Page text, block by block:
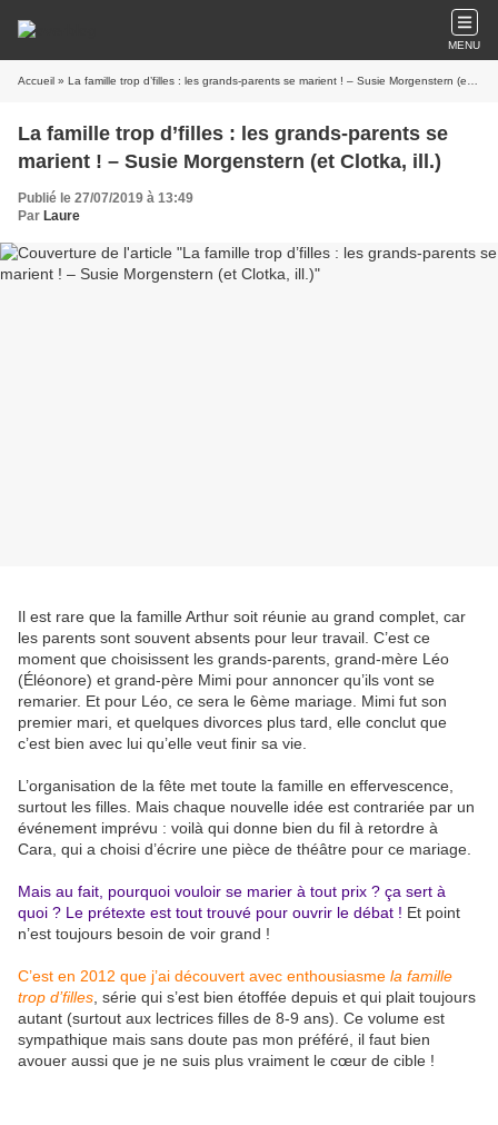
MENU
Accueil » La famille trop d’filles : les grands-parents se marient ! – Susie Morgenstern (et Clotka, ill.)
La famille trop d’filles : les grands-parents se
marient ! – Susie Morgenstern (et Clotka, ill.)
Publié le 27/07/2019 à 13:49
Par Laure
Il est rare que la famille Arthur soit réunie au grand complet, car
les parents sont souvent absents pour leur travail. C’est ce
moment que choisissent les grands-parents, grand-mère Léo
(Éléonore) et grand-père Mimi pour annoncer qu’ils vont se
remarier. Et pour Léo, ce sera le 6ème mariage. Mimi fut son
premier mari, et quelques divorces plus tard, elle conclut que
c’est bien avec lui qu’elle veut finir sa vie.
L’organisation de la fête met toute la famille en effervescence,
surtout les filles. Mais chaque nouvelle idée est contrariée par un
événement imprévu : voilà qui donne bien du fil à retordre à
Cara, qui a choisi d’écrire une pièce de théâtre pour ce mariage.
Mais au fait, pourquoi vouloir se marier à tout prix ? ça sert à
quoi ? Le prétexte est tout trouvé pour ouvrir le débat ! Et point
n’est toujours besoin de voir grand !
C’est en 2012 que j’ai découvert avec enthousiasme la famille
trop d’filles , série qui s’est bien étoffée depuis et qui plait toujours
autant (surtout aux lectrices filles de 8-9 ans). Ce volume est
sympathique mais sans doute pas mon préféré, il faut bien
avouer aussi que je ne suis plus vraiment le cœur de cible !